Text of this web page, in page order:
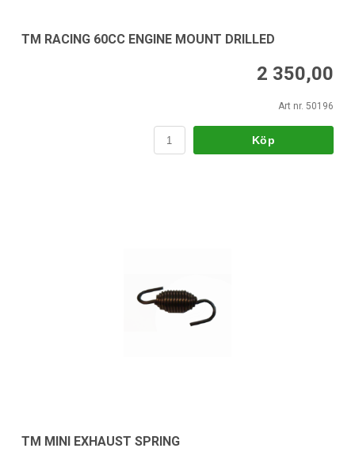
TM RACING 60CC ENGINE MOUNT DRILLED
2 350,00
Art nr. 50196
Köp
TM MINI EXHAUST SPRING